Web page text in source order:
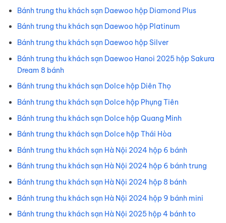
Bánh trung thu khách sạn Daewoo hộp Diamond Plus
Bánh trung thu khách sạn Daewoo hộp Platinum
Bánh trung thu khách sạn Daewoo hộp Silver
Bánh trung thu khách sạn Daewoo Hanoi 2025 hộp Sakura
Dream 8 bánh
Bánh trung thu khách sạn Dolce hộp Diên Thọ
Bánh trung thu khách sạn Dolce hộp Phụng Tiên
Bánh trung thu khách sạn Dolce hộp Quang Minh
Bánh trung thu khách sạn Dolce hộp Thái Hòa
Bánh trung thu khách sạn Hà Nội 2024 hộp 6 bánh
Bánh trung thu khách sạn Hà Nội 2024 hộp 6 bánh trung
Bánh trung thu khách sạn Hà Nội 2024 hộp 8 bánh
Bánh trung thu khách sạn Hà Nội 2024 hộp 9 bánh mini
Bánh trung thu khách sạn Hà Nội 2025 hộp 4 bánh to